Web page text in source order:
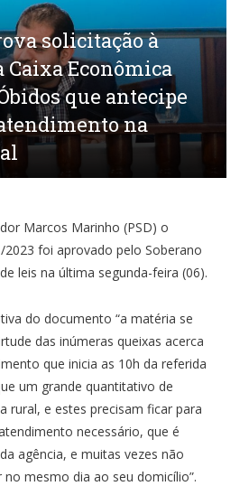
solicitação à
Caixa Econômica
que antecipe
na
Marcos Marinho (PSD) o
2023 foi aprovado pelo Soberano
leis na última segunda-feira (06).
do documento “a matéria se
das inúmeras queixas acerca
que inicia as 10h da referida
um grande quantitativo de
rural, e estes precisam ficar para
necessário, que é
agência, e muitas vezes não
mesmo dia ao seu domicílio”.